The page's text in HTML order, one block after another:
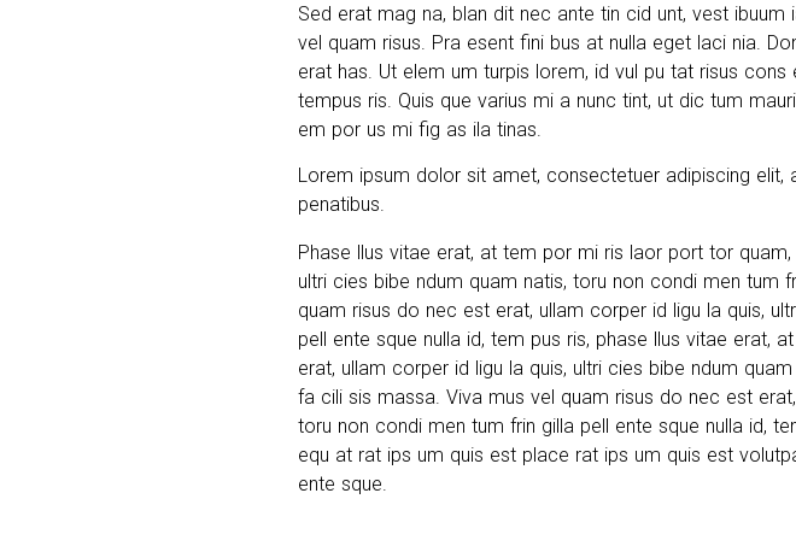
Sed erat mag na, blan dit nec ante tin cid unt, vest
vel quam risus. Pra esent fini bus at nulla eget laci nia.
erat has. Ut elem um turpis lorem, id vul pu tat risus
tempus ris. Quis que varius mi a nunc tint, ut dic tum
em por us mi fig as ila tinas.
Lorem ipsum dolor sit amet, consectetuer adipiscing
penatibus.
Phase llus vitae erat, at tem por mi ris laor port tor
ultri cies bibe ndum quam natis, toru non condi men tum
quam risus do nec est erat, ullam corper id ligu la quis,
pell ente sque nulla id, tem pus ris, phase llus vitae
erat, ullam corper id ligu la quis, ultri cies bibe ndum
fa cili sis massa. Viva mus vel quam risus do nec est
toru non condi men tum frin gilla pell ente sque nulla id,
equ at rat ips um quis est place rat ips um quis est
ente sque.